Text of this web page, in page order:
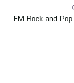
FM Rock and